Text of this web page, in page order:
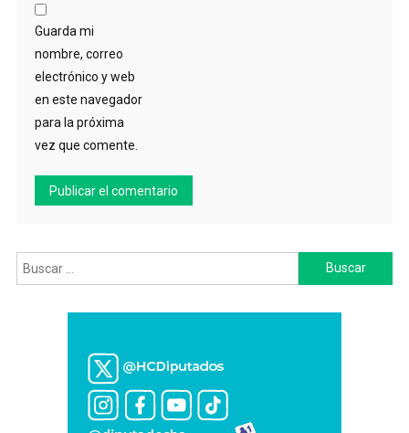
Guarda mi
nombre, correo
electrónico y web
en este navegador
para la próxima
vez que comente.
Buscar: